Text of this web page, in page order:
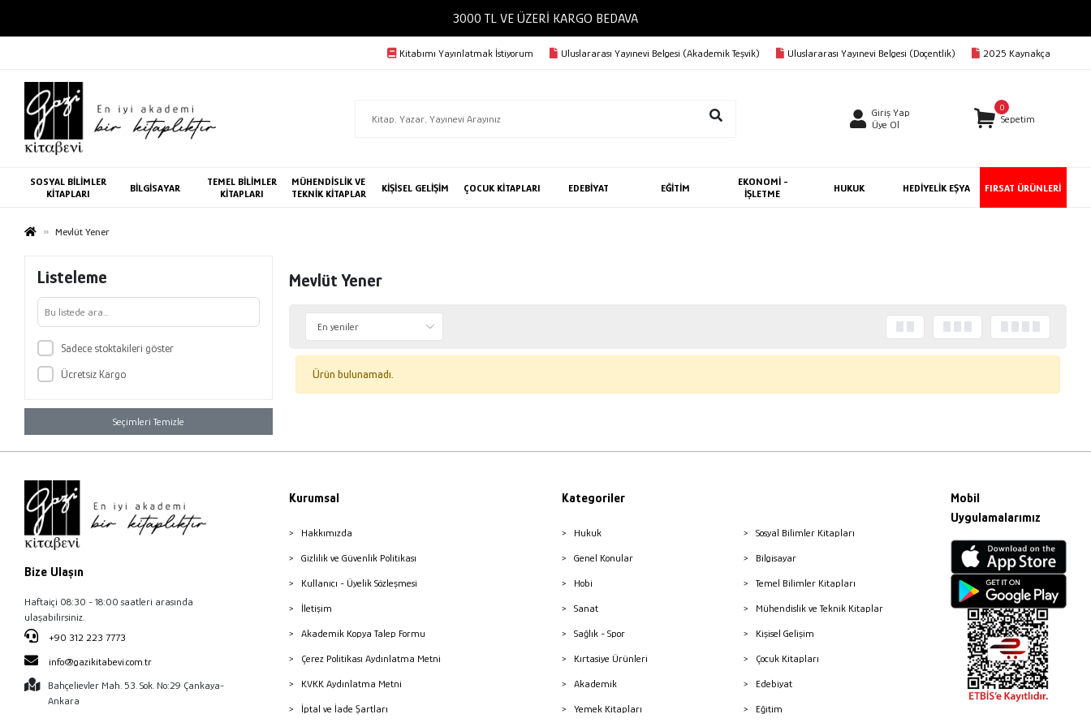
3000 TL VE ÜZERİ KARGO BEDAVA
Kitabımı Yayınlatmak İstiyorum Uluslararası Yayınevi Belgesi (Akademik Teşvik) Uluslararası Yayınevi Belgesi (Doçentlik) 2025 Kaynakça
Giriş Yap
Üye Ol
0
Sepetim
SOSYAL BİLİMLER
KİTAPLARI
BİLGİSAYAR
TEMEL BİLİMLER
KİTAPLARI
MÜHENDİSLİK VE
TEKNİK KİTAPLAR
KİŞİSEL GELİŞİM ÇOCUK KİTAPLARI EDEBİYAT EĞİTİM
EKONOMİ -
İŞLETME
HUKUK HEDİYELİK EŞYA FIRSAT ÜRÜNLERİ
Mevlüt Yener
Listeleme
Sadece stoktakileri göster
Ücretsiz Kargo
Seçimleri Temizle
Mevlüt Yener
Ürün bulunamadı.
Bize Ulaşın
Haftaiçi 08:30 - 18:00 saatleri arasında
ulaşabilirsiniz.
+90 312 223 7773
info@gazikitabevi.com.tr
Bahçelievler Mah. 53. Sok. No:29 Çankaya-
Ankara
Kurumsal
Hakkımızda
Gizlilik ve Güvenlik Politikası
Kullanıcı - Üyelik Sözleşmesi
İletişim
Akademik Kopya Talep Formu
Çerez Politikası Aydınlatma Metni
KVKK Aydınlatma Metni
İptal ve İade Şartları
Kategoriler
Hukuk
Genel Konular
Hobi
Sanat
Sağlık - Spor
Kırtasiye Ürünleri
Akademik
Yemek Kitapları
Sosyal Bilimler Kitapları
Bilgisayar
Temel Bilimler Kitapları
Mühendislik ve Teknik Kitaplar
Kişisel Gelişim
Çocuk Kitapları
Edebiyat
Eğitim
Mobil
Uygulamalarımız